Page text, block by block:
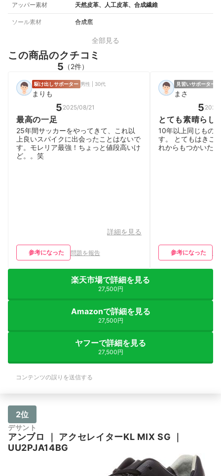
アッパー素材 天然皮革、人工皮革、合成繊維
ソール素材 合成底
全部見る
この商品のクチコミ
5 （2件）
駆け出しサポーター 男性 | 30代
まりも
5 2025/08/21
最高の一足
25年間サッカーをやってきて、これ以
上良いスパイクに出会ったことはないで
す。モレリア最強！ちょっと値段高いけ
ど。。笑
詳細を見る
参考になった 問題を報告
見習いサポーター
まさ
5
とても素晴らし
10年以上同じもの
す。 とてもはきご
れからもつかいた
参考になった
楽天市場で詳細を見る
27,500円
Amazonで詳細を見る
27,500円
ヤフーで詳細を見る
27,500円
コンテンツの誤りを送信する
2位
デサント
アンブロ アクセレイターKL MIX SG
UU2PJA14BG